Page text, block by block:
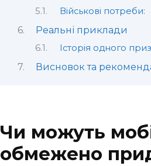
Військові потреби:
Реальні приклади
Історія одного
Висновок та
Чи можуть
обмежено